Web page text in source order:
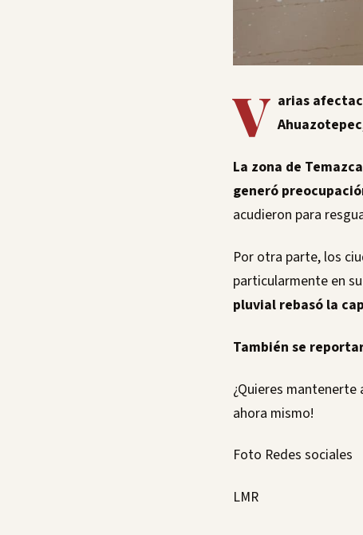
V arias
Ahuazotepec
La zona de
generó
acudieron para
Por otra parte, los
particularmente en
pluvial rebasó la
También se
¿Quieres mantenerte
ahora mismo!
Foto Redes sociales
LMR